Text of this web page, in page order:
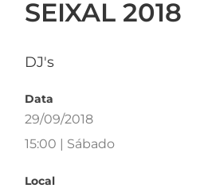
SEIXAL 2018
DJ's
Data
29/09/2018
15:00 | Sábado
Local